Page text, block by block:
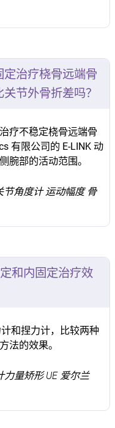
治疗桡骨远端骨
节外骨折差吗？
疗不稳定桡骨远端骨
有限公司的 E-LINK 动
腕部的活动范围。
节角度计 运动幅度 骨
和内固定治疗效
和捏力计，比较两种
法的效果。
量矫形 UE 爱尔兰